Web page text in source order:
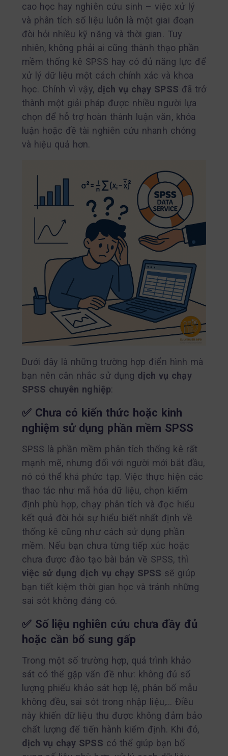
cao học hay nghiên cứu sinh – việc xử lý
và phân tích số liệu luôn là một giai đoạn
đòi hỏi nhiều kỹ năng và thời gian. Tuy
nhiên, không phải ai cũng thành thạo phần
mềm thống kê SPSS hay có đủ năng lực để
xử lý dữ liệu một cách chính xác và khoa
học. Chính vì vậy, dịch vụ chạy SPSS đã trở
thành một giải pháp được nhiều người lựa
chọn để hỗ trợ hoàn thành luận văn, khóa
luận hoặc đề tài nghiên cứu nhanh chóng
và hiệu quả hơn.
Dưới đây là những trường hợp điển hình mà
bạn nên cân nhắc sử dụng dịch vụ chạy
SPSS chuyên nghiệp:
✅ Chưa có kiến thức hoặc kinh
nghiệm sử dụng phần mềm SPSS
SPSS là phần mềm phân tích thống kê rất
mạnh mẽ, nhưng đối với người mới bắt đầu,
nó có thể khá phức tạp. Việc thực hiện các
thao tác như mã hóa dữ liệu, chọn kiểm
định phù hợp, chạy phân tích và đọc hiểu
kết quả đòi hỏi sự hiểu biết nhất định về
thống kê cũng như cách sử dụng phần
mềm. Nếu bạn chưa từng tiếp xúc hoặc
chưa được đào tạo bài bản về SPSS, thì
việc sử dụng dịch vụ chạy SPSS sẽ giúp
bạn tiết kiệm thời gian học và tránh những
sai sót không đáng có.
✅ Số liệu nghiên cứu chưa đầy đủ
hoặc cần bổ sung gấp
Trong một số trường hợp, quá trình khảo
sát có thể gặp vấn đề như: không đủ số
lượng phiếu khảo sát hợp lệ, phân bố mẫu
không đều, sai sót trong nhập liệu,… Điều
này khiến dữ liệu thu được không đảm bảo
chất lượng để tiến hành kiểm định. Khi đó,
dịch vụ chạy SPSS có thể giúp bạn bổ